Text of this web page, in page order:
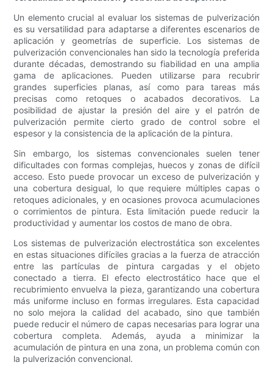
Un elemento crucial al evaluar los sistemas de pulverización
es su versatilidad para adaptarse a diferentes escenarios de
aplicación y geometrías de superficie. Los sistemas de
pulverización convencionales han sido la tecnología preferida
durante décadas, demostrando su fiabilidad en una amplia
gama de aplicaciones. Pueden utilizarse para recubrir
grandes superficies planas, así como para tareas más
precisas como retoques o acabados decorativos. La
posibilidad de ajustar la presión del aire y el patrón de
pulverización permite cierto grado de control sobre el
espesor y la consistencia de la aplicación de la pintura.
Sin embargo, los sistemas convencionales suelen tener
dificultades con formas complejas, huecos y zonas de difícil
acceso. Esto puede provocar un exceso de pulverización y
una cobertura desigual, lo que requiere múltiples capas o
retoques adicionales, y en ocasiones provoca acumulaciones
o corrimientos de pintura. Esta limitación puede reducir la
productividad y aumentar los costos de mano de obra.
Los sistemas de pulverización electrostática son excelentes
en estas situaciones difíciles gracias a la fuerza de atracción
entre las partículas de pintura cargadas y el objeto
conectado a tierra. El efecto electrostático hace que el
recubrimiento envuelva la pieza, garantizando una cobertura
más uniforme incluso en formas irregulares. Esta capacidad
no solo mejora la calidad del acabado, sino que también
puede reducir el número de capas necesarias para lograr una
cobertura completa. Además, ayuda a minimizar la
acumulación de pintura en una zona, un problema común con
la pulverización convencional.